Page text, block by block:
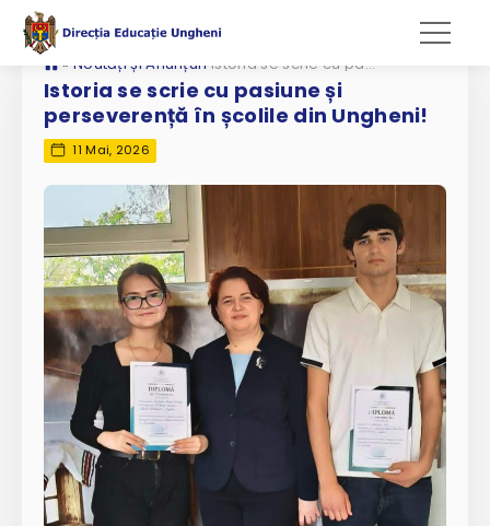
» Noutăți și Anunțuri Istoria se scrie cu pasiune și perseverență în școlile din Ungheni!
Istoria se scrie cu pasiune și
perseverență în școlile din Ungheni!
11 Mai, 2026